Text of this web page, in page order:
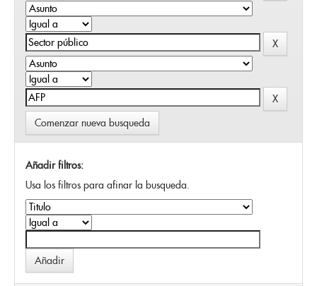
Comenzar nueva busqueda
Añadir filtros:
Usa los filtros para afinar la busqueda.